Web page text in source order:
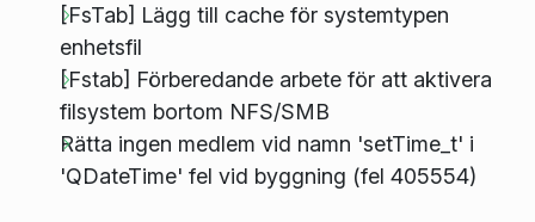
[FsTab] Lägg till cache för systemtypen
enhetsfil
[Fstab] Förberedande arbete för att aktivera
filsystem bortom NFS/SMB
Rätta ingen medlem vid namn 'setTime_t' i
'QDateTime' fel vid byggning (fel 405554)